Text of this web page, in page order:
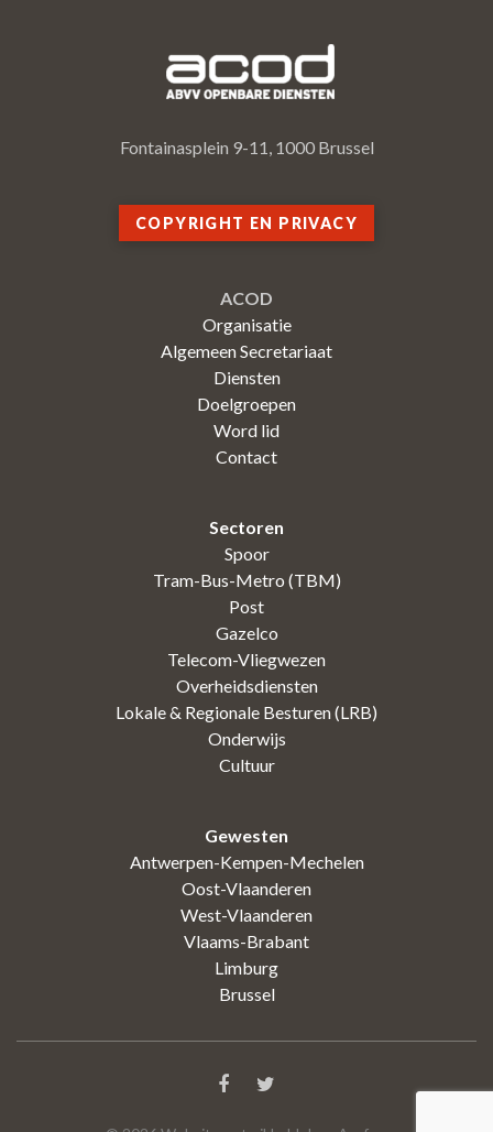
Fontainasplein 9-11, 1000 Brussel
COPYRIGHT EN PRIVACY
ACOD
Organisatie
Algemeen Secretariaat
Diensten
Doelgroepen
Word lid
Contact
Sectoren
Spoor
Tram-Bus-Metro (TBM)
Post
Gazelco
Telecom-Vliegwezen
Overheidsdiensten
Lokale & Regionale Besturen (LRB)
Onderwijs
Cultuur
Gewesten
Antwerpen-Kempen-Mechelen
Oost-Vlaanderen
West-Vlaanderen
Vlaams-Brabant
Limburg
Brussel